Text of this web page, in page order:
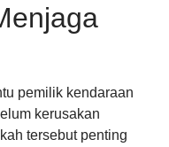
pemilik kendaraan
kerusakan
tersebut penting